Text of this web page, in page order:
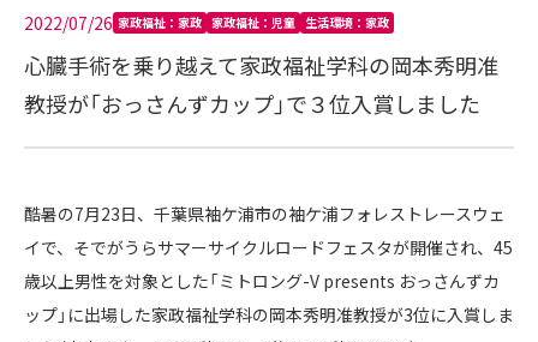
2022/07/26 家政福祉：家政 家政福祉：児童 生活環境：家政
心臓手術を乗り越えて家政福祉学科の岡本秀明准
教授が「おっさんずカップ」で３位入賞しました
酷暑の7月23日、千葉県袖ケ浦市の袖ケ浦フォレストレースウェ
イで、そでがうらサマーサイクルロードフェスタが開催され、45
歳以上男性を対象とした「ミトロング-V presents おっさんずカ
ップ」に出場した家政福祉学科の岡本秀明准教授が3位に入賞しま